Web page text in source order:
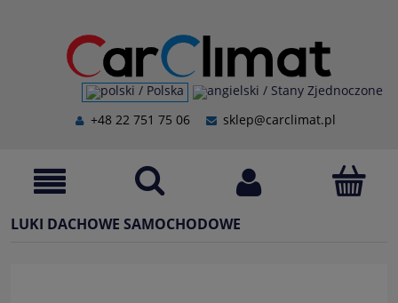
+48 22 751 75 06 sklep@carclimat.pl
LUKI DACHOWE SAMOCHODOWE